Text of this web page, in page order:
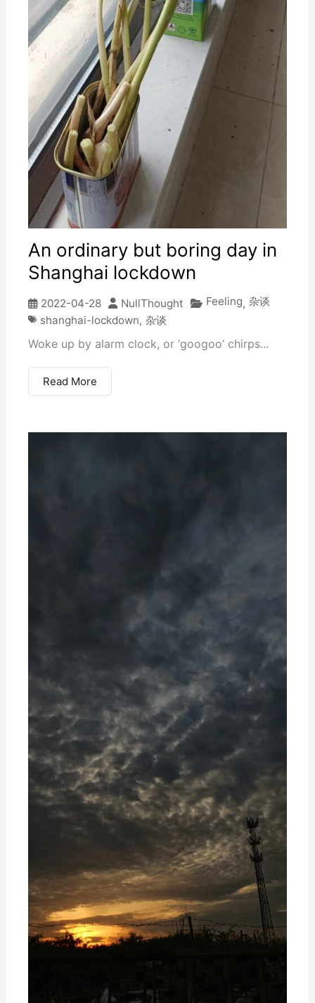
An ordinary but boring day in
Shanghai lockdown
2022-04-28 NullThought Feeling, 杂谈
shanghai-lockdown, 杂谈
Woke up by alarm clock, or ‘googoo’ chirps...
Read More